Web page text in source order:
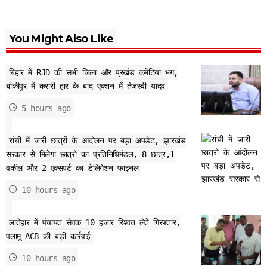
You Might Also Like
बिहार में RJD की सभी जिला और प्रखंड कमेटियां भंग,
बांकीपुर में करारी हार के बाद एक्शन में तेजस्वी यादव
5 hours ago
रांची में जारी छात्रों के आंदोलन पर बड़ा अपडेट, झारखंड
सरकार से मिलेगा छात्रों का प्रतिनिधिमंडल, 8 छात्र,1
वकील और 2 एक्सपर्ट का डेलिगेशन फाइनल
10 hours ago
लातेहार में पंचायत सेवक 10 हजार रिश्वत लेते गिरफ्तार,
पलामू ACB की बड़ी कार्रवाई
10 hours ago